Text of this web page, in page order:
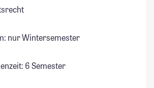
nur Wintersemester
6 Semester